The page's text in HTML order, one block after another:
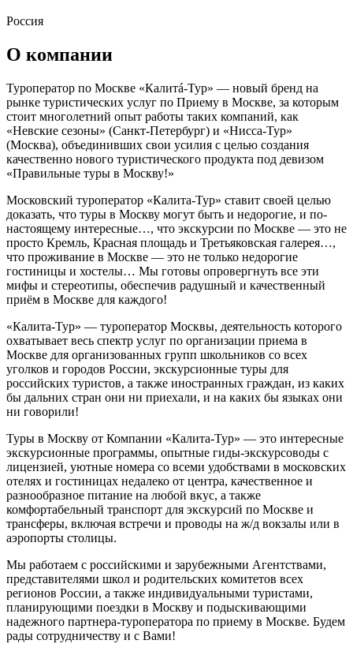
Россия
О компании
Туроператор по Москве «Калитá-Тур» — новый бренд на
рынке туристических услуг по Приему в Москве, за которым
стоит многолетний опыт работы таких компаний, как
«Невские сезоны» (Санкт-Петербург) и «Нисса-Тур»
(Москва), объединивших свои усилия с целью создания
качественно нового туристического продукта под девизом
«Правильные туры в Москву!»
Московский туроператор «Калита-Тур» ставит своей целью
доказать, что туры в Москву могут быть и недорогие, и по-
настоящему интересные…, что экскурсии по Москве — это не
просто Кремль, Красная площадь и Третьяковская галерея…,
что проживание в Москве — это не только недорогие
гостиницы и хостелы… Мы готовы опровергнуть все эти
мифы и стереотипы, обеспечив радушный и качественный
приём в Москве для каждого!
«Калита-Тур» — туроператор Москвы, деятельность которого
охватывает весь спектр услуг по организации приема в
Москве для организованных групп школьников со всех
уголков и городов России, экскурсионные туры для
российских туристов, а также иностранных граждан, из каких
бы дальних стран они ни приехали, и на каких бы языках они
ни говорили!
Туры в Москву от Компании «Калита-Тур» — это интересные
экскурсионные программы, опытные гиды-экскурсоводы с
лицензией, уютные номера со всеми удобствами в московских
отелях и гостиницах недалеко от центра, качественное и
разнообразное питание на любой вкус, а также
комфортабельный транспорт для экскурсий по Москве и
трансферы, включая встречи и проводы на ж/д вокзалы или в
аэропорты столицы.
Мы работаем с российскими и зарубежными Агентствами,
представителями школ и родительских комитетов всех
регионов России, а также индивидуальными туристами,
планирующими поездки в Москву и подыскивающими
надежного партнера-туроператора по приему в Москве. Будем
рады сотрудничеству и с Вами!